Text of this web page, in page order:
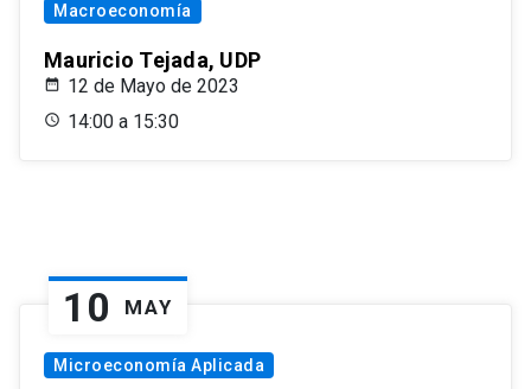
Macroeconomía
Mauricio Tejada, UDP
12 de Mayo de 2023
14:00 a 15:30
10 MAY
Microeconomía Aplicada